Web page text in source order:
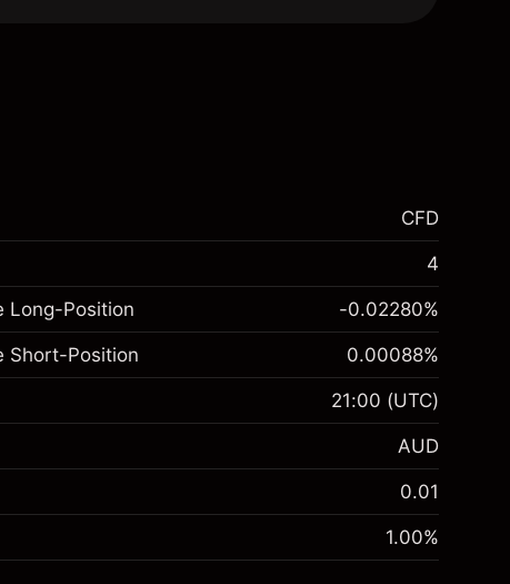
CFD
4
Long-Position -0.02280%
Short-Position 0.00088%
21:00 (UTC)
AUD
0.01
1.00%